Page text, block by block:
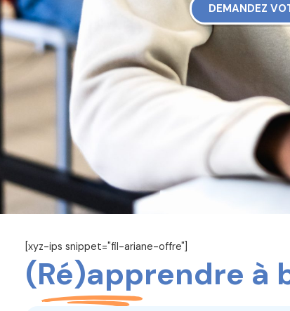
DEMANDEZ
[xyz-ips snippet="fil-ariane-offre"]
(Ré)apprendre à